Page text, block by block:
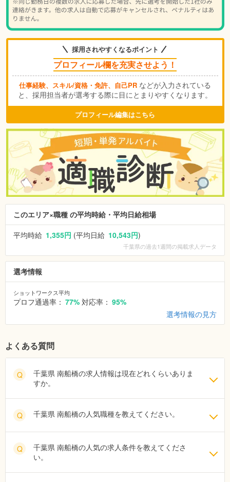
採用されやすくなるポイント
プロフィール欄を充実させよう！
仕事経験、スキル/資格・免許、自己PR などが入力されている
と、採用担当者が選考する際に目にとまりやすくなります。
プロフィール編集はこちら
このエリア×職種 の平均時給・平均日給相場
平均時給 1,355円 (平均日給 10,543円)
千葉県の過去1週間の掲載求人データ
選考情報
ショットワークス平均
プロフ通過率： 77% 対応率： 95%
選考情報の見方
よくある質問
Q
千葉県 南船橋の求人情報は現在どれくらいありま
すか。
Q 千葉県 南船橋の人気職種を教えてください。
Q
千葉県 南船橋の人気の求人条件を教えてくださ
い。